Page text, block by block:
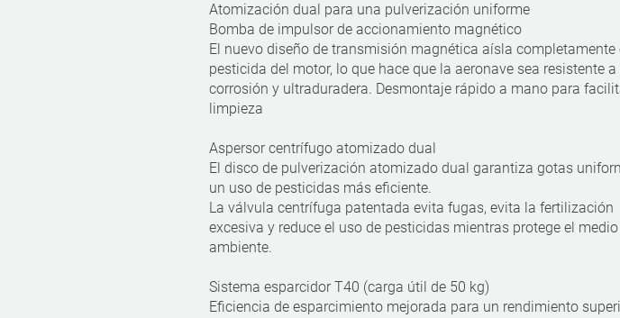
Atomización dual para una pulverización uniforme
Bomba de impulsor de accionamiento magnético
El nuevo diseño de transmisión magnética aísla completamente
pesticida del motor, lo que hace que la aeronave sea resistente a
corrosión y ultraduradera. Desmontaje rápido a mano para
limpieza
Aspersor centrífugo atomizado dual
El disco de pulverización atomizado dual garantiza gotas
un uso de pesticidas más eficiente.
La válvula centrífuga patentada evita fugas, evita la fertilización
excesiva y reduce el uso de pesticidas mientras protege el medio
ambiente.
Sistema esparcidor T40 (carga útil de 50 kg)
Eficiencia de esparcimiento mejorada para un rendimiento